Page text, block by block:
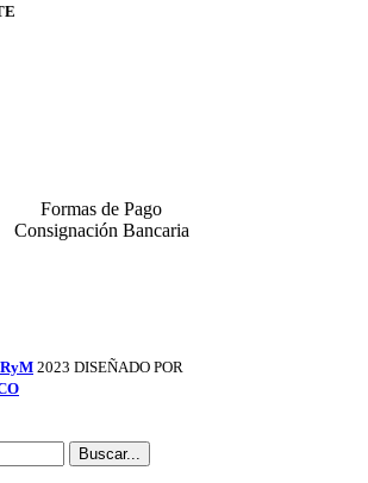
Formas de Pago
Consignación Bancaria
2023 DISEÑADO POR
Buscar...